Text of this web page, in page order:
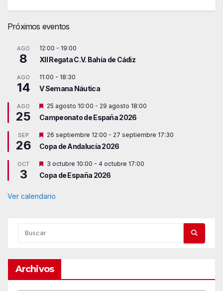
Próximos eventos
AGO
8
12:00 - 19:00
XII Regata C.V. Bahía de Cádiz
AGO
14
11:00 - 18:30
V Semana Náutica
AGO
25
D
s
a
c
a
d
25 agosto 10:00 - 29 agosto 18:00
Campeonato de España 2026
SEP
26
D
s
a
c
a
o
26 septiembre 12:00 - 27 septiembre 17:30
Copa de Andalucía 2026
OCT
3
D
s
a
3 octubre 10:00 - 4 octubre 17:00
Copa de España 2026
Ver calendario
Archivos